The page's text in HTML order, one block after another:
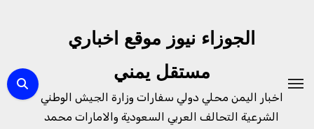
الجوزاء نيوز موقع اخباري
مستقل يمني
اخبار اليمن محلي دولي سفارات وزارة الجيش الوطني
الشرعية التحالف العربي السعودية والامارات محمد